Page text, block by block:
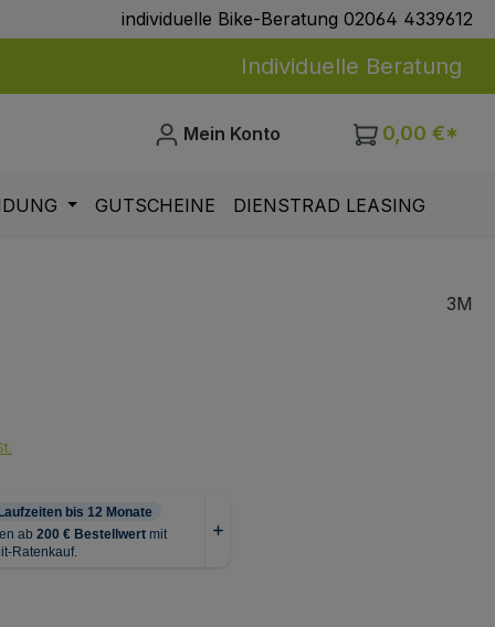
individuelle Bike-Beratung 02064 4339612
Individuelle Beratung
Mein Konto 0,00 €*
GUTSCHEINE DIENSTRAD LEASING
3M